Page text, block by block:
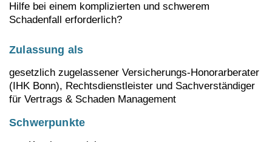
Hilfe bei einem komplizierten und schwerem
Schadenfall erforderlich?
Zulassung als
gesetzlich zugelassener Versicherungs-Honorarberater
(IHK Bonn), Rechtsdienstleister und Sachverständiger
für Vertrags & Schaden Management
Schwerpunkte